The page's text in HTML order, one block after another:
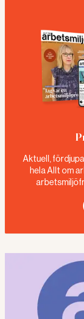
Aktuell,
hela Allt om